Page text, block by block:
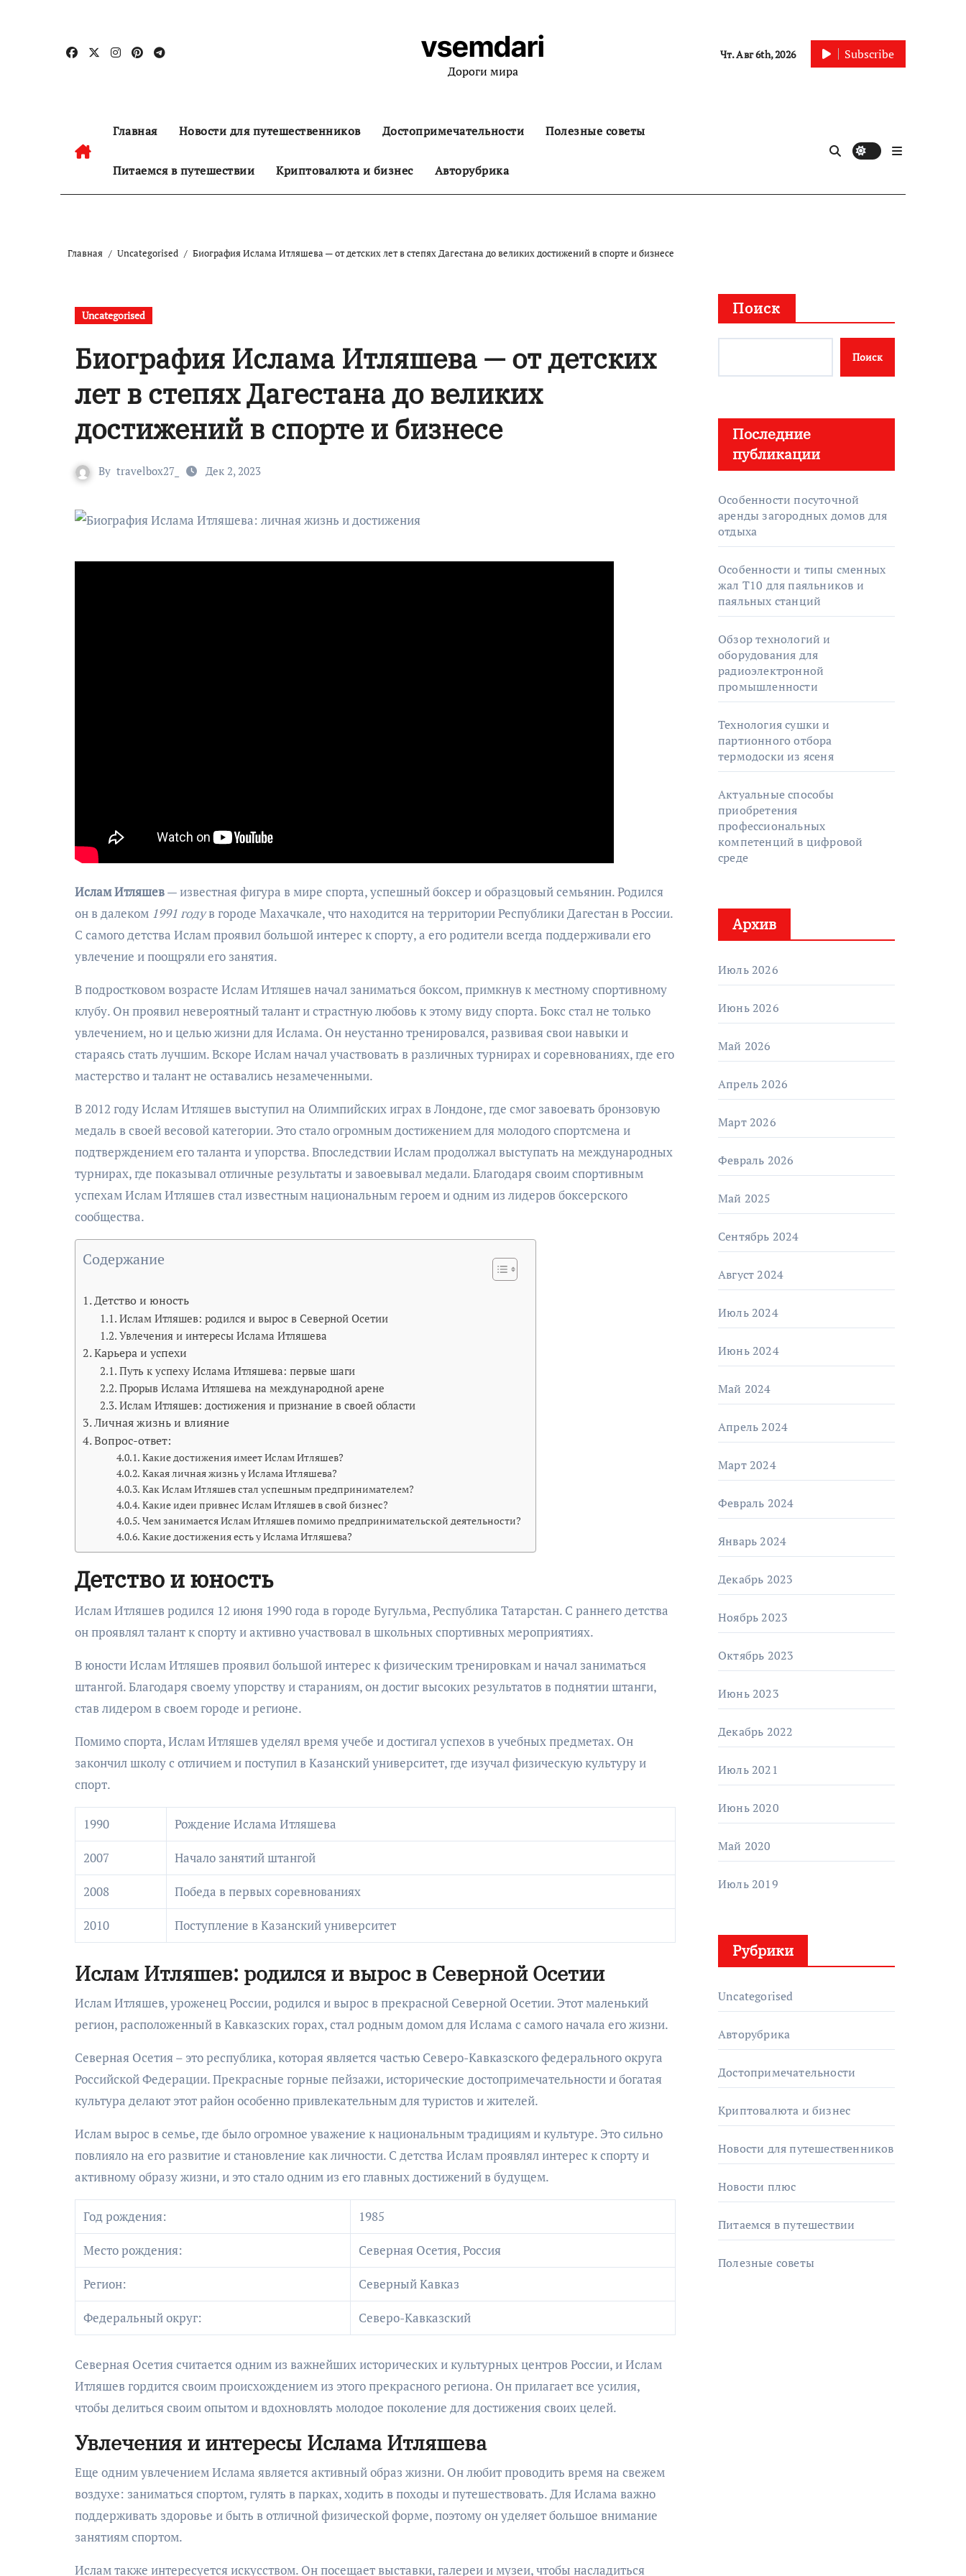
содержанию
vsemdari
Дороги мира
Чт. Авг 6th, 2026 Subscribe
Главная Новости для путешественников Достопримечательности Полезные советы
Питаемся в путешествии Криптовалюта и бизнес Авторубрика
Главная Uncategorised Биография Ислама Итляшева — от детских лет в степях Дагестана до великих достижений в спорте и бизнесе
Uncategorised
Биография Ислама Итляшева — от детских
лет в степях Дагестана до великих
достижений в спорте и бизнесе
By travelbox27_ Дек 2, 2023
Ислам Итляшев— известная фигура в мире спорта, успешный боксер и образцовый семьянин. Родился
он в далеком 1991 годув городе Махачкале, что находится на территории Республики Дагестан в России.
С самого детства Ислам проявил большой интерес к спорту, а его родители всегда поддерживали его
увлечение и поощряли его занятия.
В подростковом возрасте Ислам Итляшев начал заниматься боксом, примкнув к местному спортивному
клубу. Он проявил невероятный талант и страстную любовь к этому виду спорта. Бокс стал не только
увлечением, но и целью жизни для Ислама. Он неустанно тренировался, развивая свои навыки и
стараясь стать лучшим. Вскоре Ислам начал участвовать в различных турнирах и соревнованиях, где его
мастерство и талант не оставались незамеченными.
В 2012 году Ислам Итляшев выступил на Олимпийских играх в Лондоне, где смог завоевать бронзовую
медаль в своей весовой категории. Это стало огромным достижением для молодого спортсмена и
подтверждением его таланта и упорства. Впоследствии Ислам продолжал выступать на международных
турнирах, где показывал отличные результаты и завоевывал медали. Благодаря своим спортивным
успехам Ислам Итляшев стал известным национальным героем и одним из лидеров боксерского
сообщества.
Содержание
Детство и юность
Ислам Итляшев: родился и вырос в Северной Осетии
Увлечения и интересы Ислама Итляшева
Карьера и успехи
Путь к успеху Ислама Итляшева: первые шаги
Прорыв Ислама Итляшева на международной арене
Ислам Итляшев: достижения и признание в своей области
Личная жизнь и влияние
Вопрос-ответ:
Какие достижения имеет Ислам Итляшев?
Какая личная жизнь у Ислама Итляшева?
Как Ислам Итляшев стал успешным предпринимателем?
Какие идеи привнес Ислам Итляшев в свой бизнес?
Чем занимается Ислам Итляшев помимо предпринимательской деятельности?
Какие достижения есть у Ислама Итляшева?
Детство и юность
Ислам Итляшев родился 12 июня 1990 года в городе Бугульма, Республика Татарстан. С раннего детства
он проявлял талант к спорту и активно участвовал в школьных спортивных мероприятиях.
В юности Ислам Итляшев проявил большой интерес к физическим тренировкам и начал заниматься
штангой. Благодаря своему упорству и стараниям, он достиг высоких результатов в поднятии штанги,
став лидером в своем городе и регионе.
Помимо спорта, Ислам Итляшев уделял время учебе и достигал успехов в учебных предметах. Он
закончил школу с отличием и поступил в Казанский университет, где изучал физическую культуру и
спорт.
1990 Рождение Ислама Итляшева
2007 Начало занятий штангой
2008 Победа в первых соревнованиях
2010 Поступление в Казанский университет
Ислам Итляшев: родился и вырос в Северной Осетии
Ислам Итляшев, уроженец России, родился и вырос в прекрасной Северной Осетии. Этот маленький
регион, расположенный в Кавказских горах, стал родным домом для Ислама с самого начала его жизни.
Северная Осетия – это республика, которая является частью Северо-Кавказского федерального округа
Российской Федерации. Прекрасные горные пейзажи, исторические достопримечательности и богатая
культура делают этот район особенно привлекательным для туристов и жителей.
Ислам вырос в семье, где было огромное уважение к национальным традициям и культуре. Это сильно
повлияло на его развитие и становление как личности. С детства Ислам проявлял интерес к спорту и
активному образу жизни, и это стало одним из его главных достижений в будущем.
Год рождения: 1985
Место рождения: Северная Осетия, Россия
Регион: Северный Кавказ
Федеральный округ: Северо-Кавказский
Северная Осетия считается одним из важнейших исторических и культурных центров России, и Ислам
Итляшев гордится своим происхождением из этого прекрасного региона. Он прилагает все усилия,
чтобы делиться своим опытом и вдохновлять молодое поколение для достижения своих целей.
Увлечения и интересы Ислама Итляшева
Еще одним увлечением Ислама является активный образ жизни. Он любит проводить время на свежем
воздухе: заниматься спортом, гулять в парках, ходить в походы и путешествовать. Для Ислама важно
поддерживать здоровье и быть в отличной физической форме, поэтому он уделяет большое внимание
занятиям спортом.
Ислам также интересуется искусством. Он посещает выставки, галереи и музеи, чтобы насладиться
Поиск
Поиск
Последние
публикации
Особенности посуточной
аренды загородных домов для
отдыха
Особенности и типы сменных
жал T10 для паяльников и
паяльных станций
Обзор технологий и
оборудования для
радиоэлектронной
промышленности
Технология сушки и
партионного отбора
термодоски из ясеня
Актуальные способы
приобретения
профессиональных
компетенций в цифровой
среде
Архив
Июль 2026
Июнь 2026
Май 2026
Апрель 2026
Март 2026
Февраль 2026
Май 2025
Сентябрь 2024
Август 2024
Июль 2024
Июнь 2024
Май 2024
Апрель 2024
Март 2024
Февраль 2024
Январь 2024
Декабрь 2023
Ноябрь 2023
Октябрь 2023
Июнь 2023
Декабрь 2022
Июль 2021
Июнь 2020
Май 2020
Июль 2019
Рубрики
Uncategorised
Авторубрика
Достопримечательности
Криптовалюта и бизнес
Новости для путешественников
Новости плюс
Питаемся в путешествии
Полезные советы